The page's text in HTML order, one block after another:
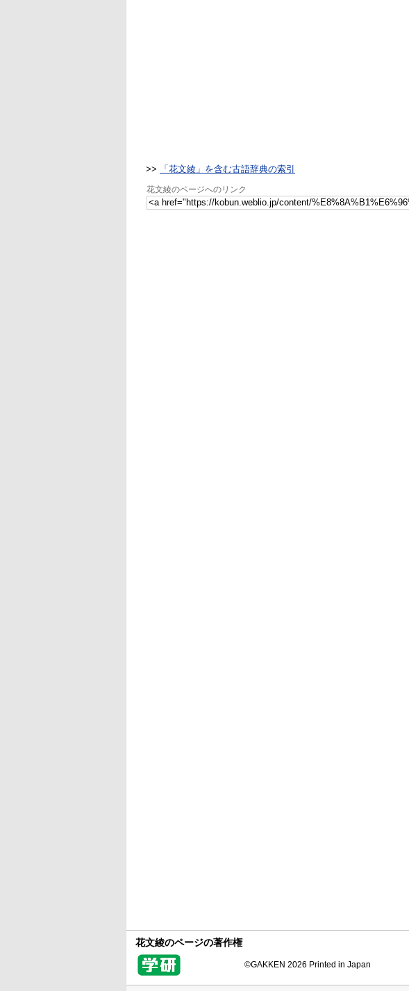
>> 「花文綾」を含む古語辞典の索引
花文綾のページへのリンク
花文綾のページの著作権
©GAKKEN 2026 Printed in Japan